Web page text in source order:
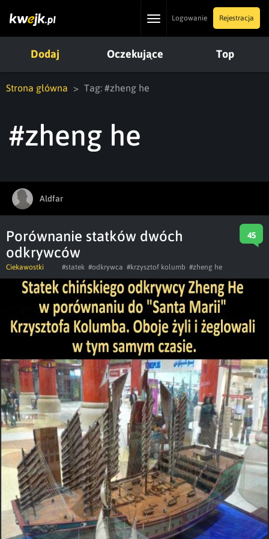
ToggleLogowanie Rejestracja
Dodaj Oczekujące Top
Strona główna Tag: #zheng he
#zheng he
Aldfar
Porównanie statków dwóch
odkrywców
45
Ciekawostki #statek #odkrywca #krzysztof kolumb #zheng he